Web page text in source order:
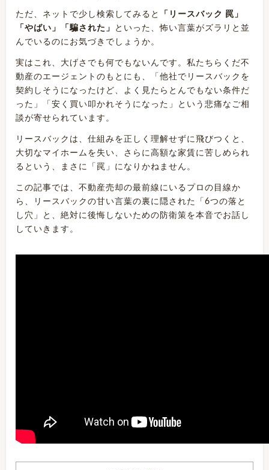
ただ、ネットで少し検索してみると
「リースバック 罠」
「やばい」「騙された」
といった、怖い言葉がズラリと並
んでいるのにお気づきでしょうか。
実はこれ、大げさでも何でもないんです。私たちらくだ不
動産のエージェントのもとにも、「他社でリースバックを
契約しそうになったけど、よく見たらとんでもない条件だ
った」「安く買い叩かれそうになった」という悲痛なご相
談が寄せられています。
リースバックは、仕組みを正しく理解せずに飛びつくと、
大切なマイホームを失い、さらに高額な家賃に苦しめられ
るという、まさに「罠」になりかねません。
この記事では、不動産売却の最前線にいるプロの目線か
ら、リースバックの甘い言葉の裏に隠された「6つの落と
し穴」と、絶対に後悔しないための防衛策を本音でお話し
していきます。